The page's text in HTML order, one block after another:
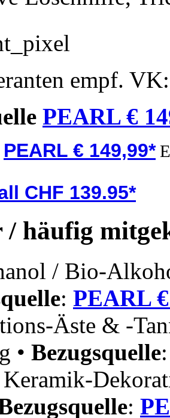
empf.
PEARL €
PEARL € 149,99*
CHF 139.95*
/ häufig
/ Bio-
: PEARL
Äste & -
• Bezugsquelle
Keramik-
: